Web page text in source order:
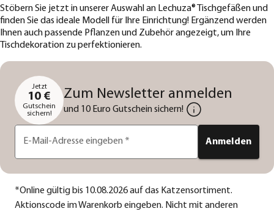
Stöbern Sie jetzt in unserer Auswahl an Lechuza® Tischgefäßen und
finden Sie das ideale Modell für Ihre Einrichtung! Ergänzend werden
Ihnen auch passende Pflanzen und Zubehör angezeigt, um Ihre
Tischdekoration zu perfektionieren.
Jetzt
10 €
Gutschein
sichern!
Zum Newsletter anmelden
und 10 Euro Gutschein sichern!
E-Mail-Adresse eingeben * Anmelden
*Online gültig bis 10.08.2026 auf das Katzensortiment.
Aktionscode im Warenkorb eingeben. Nicht mit anderen